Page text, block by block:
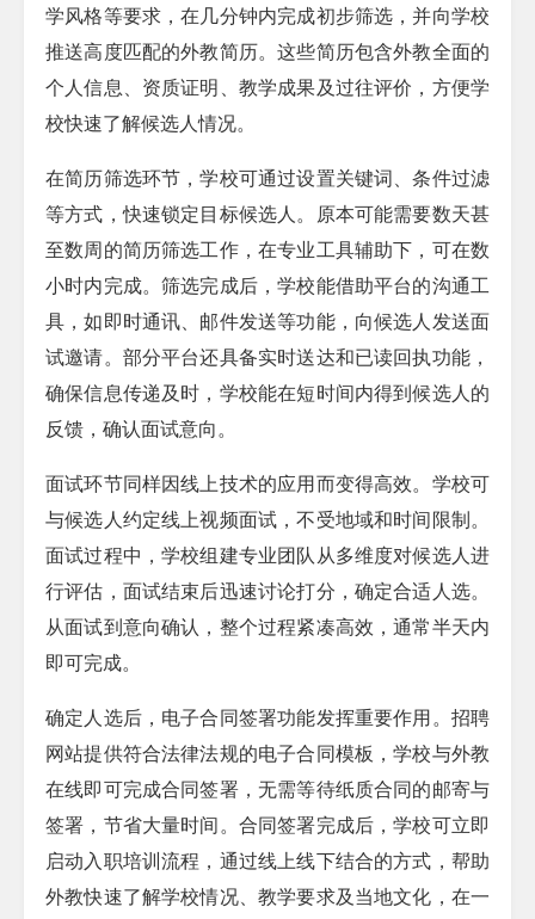
学风格等要求，在几分钟内完成初步筛选，并向学校
推送高度匹配的外教简历。这些简历包含外教全面的
个人信息、资质证明、教学成果及过往评价，方便学
校快速了解候选人情况。​
在简历筛选环节，学校可通过设置关键词、条件过滤
等方式，快速锁定目标候选人。原本可能需要数天甚
至数周的简历筛选工作，在专业工具辅助下，可在数
小时内完成。筛选完成后，学校能借助平台的沟通工
具，如即时通讯、邮件发送等功能，向候选人发送面
试邀请。部分平台还具备实时送达和已读回执功能，
确保信息传递及时，学校能在短时间内得到候选人的
反馈，确认面试意向。​
面试环节同样因线上技术的应用而变得高效。学校可
与候选人约定线上视频面试，不受地域和时间限制。
面试过程中，学校组建专业团队从多维度对候选人进
行评估，面试结束后迅速讨论打分，确定合适人选。
从面试到意向确认，整个过程紧凑高效，通常半天内
即可完成。​
确定人选后，电子合同签署功能发挥重要作用。招聘
网站提供符合法律法规的电子合同模板，学校与外教
在线即可完成合同签署，无需等待纸质合同的邮寄与
签署，节省大量时间。合同签署完成后，学校可立即
启动入职培训流程，通过线上线下结合的方式，帮助
外教快速了解学校情况、教学要求及当地文化，在一